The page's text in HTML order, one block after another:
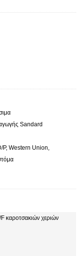
Sandard
P, Western Union,
καροτσακιών χεριών